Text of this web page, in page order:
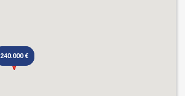
240.000 €
240.000 €